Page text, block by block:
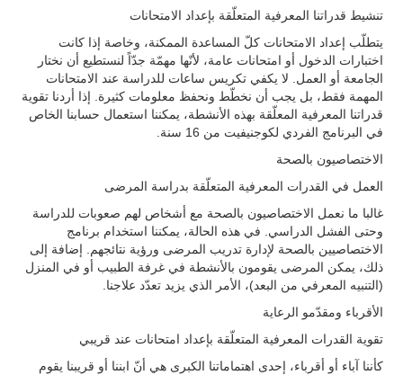
تنشيط قدراتنا المعرفية المتعلّقة بإعداد الامتحانات
يتطلّب إعداد الامتحانات كلّ المساعدة الممكنة، وخاصة إذا كانت
اختبارات الدخول أو امتحانات عامة، لأنّها مهمّة جدّاً لنستطيع أن نختار
الجامعة أو العمل. لا يكفي تكريس ساعات للدراسة عند الامتحانات
المهمة فقط، بل يجب أن نخطّط ونحفظ معلومات كثيرة. إذا أردنا تقوية
قدراتنا المعرفية المعلّقة بهذه الأنشطة، يمكننا استعمال حسابنا الخاص
في البرنامج الفردي لكوجنيفيت من 16 سنة.
الاختصاصيون بالصحة
العمل في القدرات المعرفية المتعلّقة بدراسة المرضى
غالبا ما نعمل الاختصاصيون بالصحة مع أشخاص لهم صعوبات للدراسة
وحتى الفشل الدراسي. في هذه الحالة، يمكننا استخدام برنامج
الاختصاصيين بالصحة لإدارة تدريب المرضى ورؤية نتائجهم. إضافة إلى
ذلك، يمكن المرضى يقومون بالأنشطة في غرفة الطبيب أو في المنزل
(التنبيه المعرفي من البعد)، الأمر الذي يزيد تعدّد علاجنا.
الأقرباء ومقدّمو الرعاية
تقوية القدرات المعرفية المتعلّقة بإعداد امتحانات عند قريبي
كأننا آباء أو أقرباء، إحدى اهتماماتنا الكبرى هي أنّ ابننا أو قريبنا يقوم